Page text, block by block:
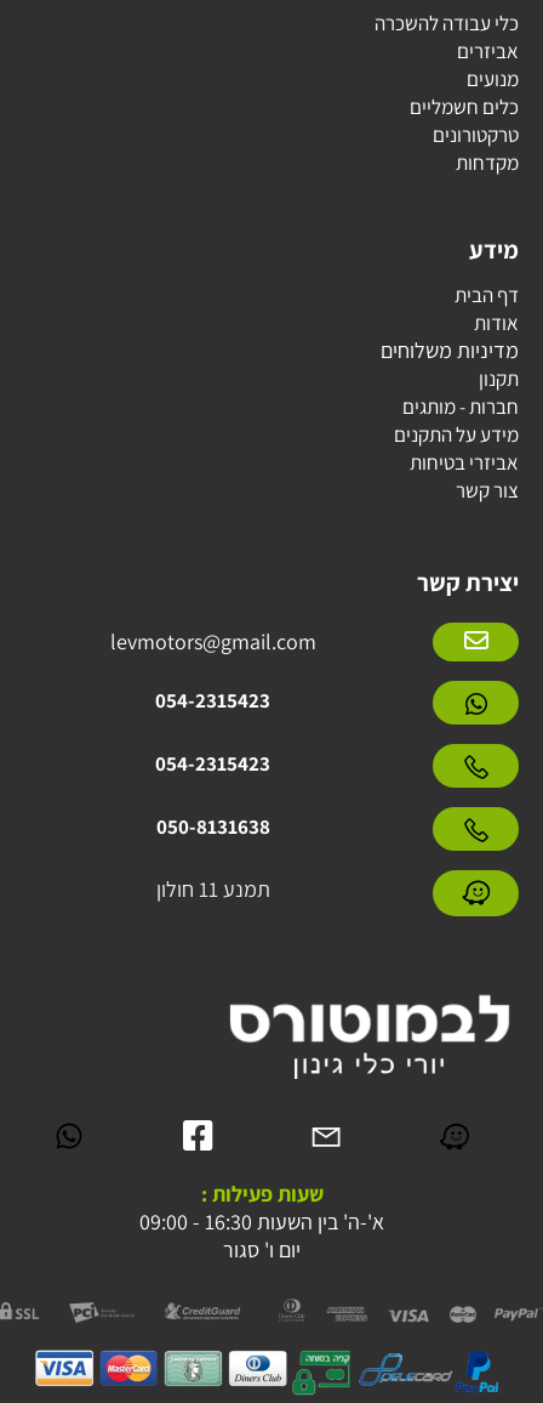
כלי עבודה להשכרה
אביזרים
מנועים
כלים חשמליים
טרקטורונים
מקדחות
מידע
דף הבית
אודות
מדיניות משלוחים
תקנון
חברות - מותגים
מידע על התקנים
אביזרי בטיחות
צור קשר
יצירת קשר
levmotors@gmail.com
054-2315423
054-2315423
050-8131638
תמנע 11 חולון
שעות פעילות :
א'-ה' בין השעות 16:30 - 09:00
יום ו' סגור